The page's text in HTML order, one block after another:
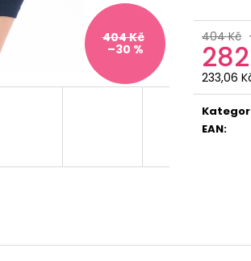
404 Kč
233,06
Měrná
cena:
EAN:
404 Kč
–30 %